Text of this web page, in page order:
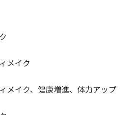
メイク
イク、健康増進、体力アップ